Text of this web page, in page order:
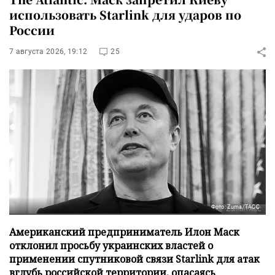
использовать Starlink для ударов по
России
7 августа 2026, 19:12 25
Фото: Zuma/ТАСС
Американский предприниматель Илон Маск
отклонил просьбу украинских властей о
применении спутниковой связи Starlink для атак